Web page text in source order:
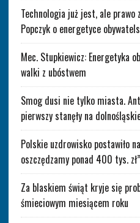
Technologia już jest, ale prawo
Popczyk o energetyce
Mec. Stupkiewicz: Energetyka
walki z ubóstwem
Smog dusi nie tylko miasta.
pierwszy stanęły na
Polskie uzdrowisko postawiło
oszczędzamy ponad 400 tys. zł”
Za blaskiem świąt kryje się
śmieciowym miesiącem roku